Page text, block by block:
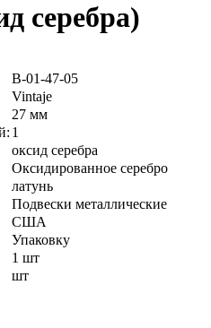
серебра)
В-01-47-05
Vintaje
27 мм
1
оксид серебра
Оксидированное серебро
латунь
Подвески металлические
США
Упаковку
1 шт
шт